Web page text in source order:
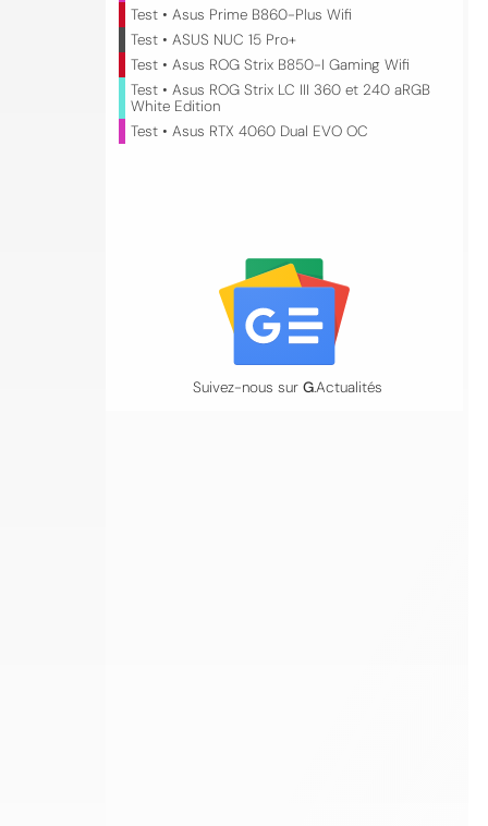
Test • Asus Prime B860-Plus Wifi
Test • ASUS NUC 15 Pro+
Test • Asus ROG Strix B850-I Gaming Wifi
Test • Asus ROG Strix LC III 360 et 240 aRGB
White Edition
Test • Asus RTX 4060 Dual EVO OC
Suivez-nous sur G.Actualités